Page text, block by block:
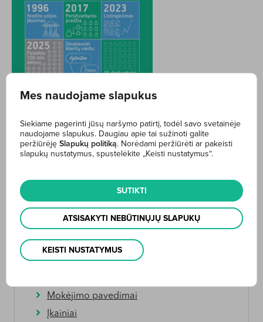
Internetinė bankininkystė
Mokėjimo pavedimai
Įkainiai
Mes naudojame slapukus
Siekiame pagerinti jūsų naršymo patirtį, todėl savo svetainėje
naudojame slapukus. Daugiau apie tai sužinoti galite
peržiūrėję Slapukų politiką. Norėdami peržiūrėti ar pakeisti
slapukų nustatymus, spustelėkite „Keisti nustatymus“.
SUTIKTI
ATSISAKYTI NEBŪTINŲJŲ SLAPUKŲ
KEISTI NUSTATYMUS